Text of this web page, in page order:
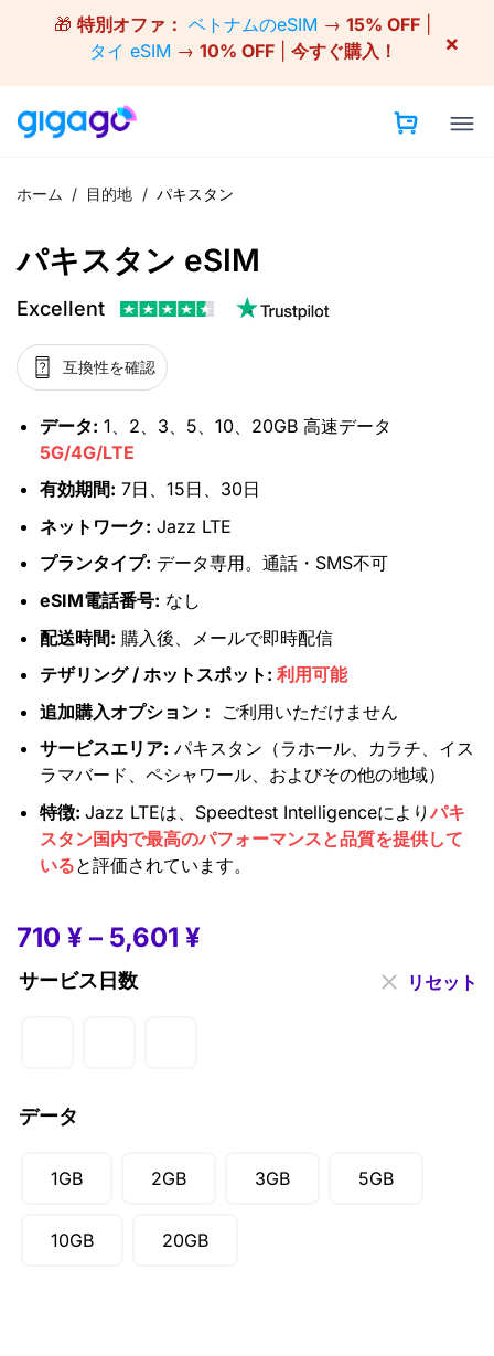
🎁 特別オファ： ベトナムのeSIM → 15% OFF
タイ eSIM → 10% OFF| 今すぐ購入！ ×
ホーム / 目的地 / パキスタン
パキスタン eSIM
Excellent
互換性を確認
データ: 1、2、3、5、10、20GB 高速データ
5G/4G/LTE
有効期間: 7日、15日、30日
ネットワーク: Jazz LTE
プランタイプ: データ専用。通話・SMS不可
eSIM電話番号: なし
配送時間: 購入後、メールで即時配信
テザリング / ホットスポット: 利用可能
追加購入オプション：
ご利用いただけません
サービスエリア: パキスタン（ラホール、カラチ、イス
ラマバード、ペシャワール、およびその他の地域）
特徴: Jazz LTEは、Speedtest Intelligenceにより パキ
スタン国内で最高のパフォーマンスと品質を提供して
いると評価されています。
710 ¥ – 5,601 ¥
サービス日数
データ
1GB 2GB 3GB 5GB
10GB 20GB
リセット